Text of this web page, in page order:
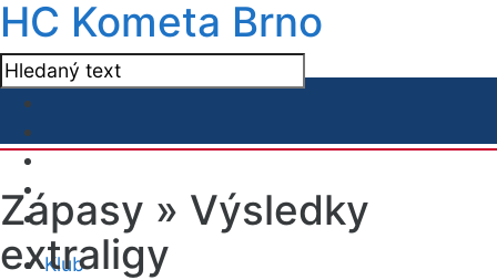
HC Kometa Brno
Klub
Zápasy » Výsledky
extraligy